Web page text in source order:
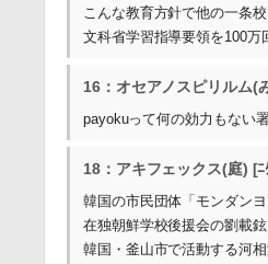
こんな教育方針で他の一条
文科省学習指導要領を100万
16：オセアノスピリルム(
payokuって何の効力もない
18：アキフェックス(庭) [ﾆ
韓国の市民団体「モンダン
在独朝鮮学校後援会の劉載
韓国・釜山市で活動する河